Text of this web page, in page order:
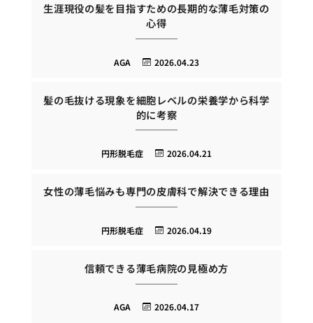
生涯現役の髪を目指すための長期的な薄毛対策の
心得
2026.04.23
AGA
髪の毛抜ける現象を細胞レベルの栄養学から科学
的に考察
2026.04.21
円形脱毛症
女性の薄毛悩みも専門の皮膚科で解決できる理由
2026.04.19
円形脱毛症
信頼できる薄毛病院の見極め方
2026.04.17
AGA